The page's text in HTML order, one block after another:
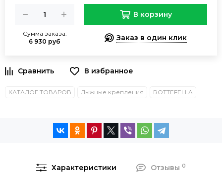
Сумма заказа:
6 930 руб
В корзину
Заказ в один клик
КАТАЛОГ ТОВАРОВ Лыжные крепления ROTTEFELLA
Характеристики Отзывы 0